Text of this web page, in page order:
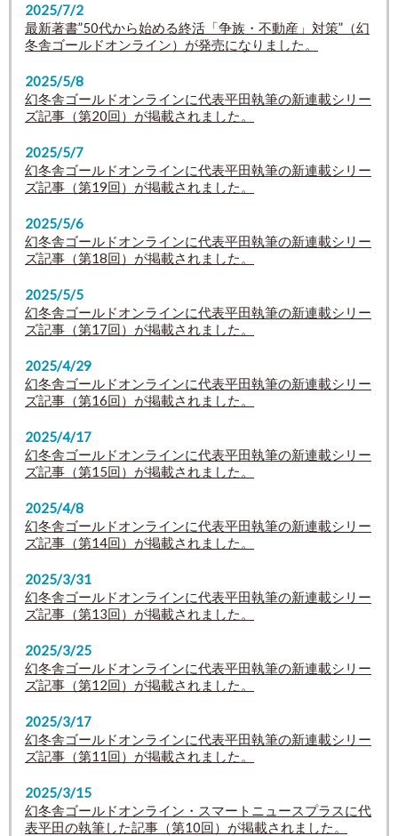
2025/7/2
最新著書”50代から始める終活「争族・不動産」対策” （幻
冬舎ゴールドオンライン） が発売になりました。
2025/5/8
幻冬舎ゴールドオンラインに代表平田執筆の新連載シリー
ズ記事（第20回）が掲載されました。
2025/5/7
幻冬舎ゴールドオンラインに代表平田執筆の新連載シリー
ズ記事（第19回）が掲載されました。
2025/5/6
幻冬舎ゴールドオンラインに代表平田執筆の新連載シリー
ズ記事（第18回）が掲載されました。
2025/5/5
幻冬舎ゴールドオンラインに代表平田執筆の新連載シリー
ズ記事（第17回）が掲載されました。
2025/4/29
幻冬舎ゴールドオンラインに代表平田執筆の新連載シリー
ズ記事（第16回）が掲載されました。
2025/4/17
幻冬舎ゴールドオンラインに代表平田執筆の新連載シリー
ズ記事（第15回）が掲載されました。
2025/4/8
幻冬舎ゴールドオンラインに代表平田執筆の新連載シリー
ズ記事（第14回）が掲載されました。
2025/3/31
幻冬舎ゴールドオンラインに代表平田執筆の新連載シリー
ズ記事（第13回）が掲載されました。
2025/3/25
幻冬舎ゴールドオンラインに代表平田執筆の新連載シリー
ズ記事（第12回）が掲載されました。
2025/3/17
幻冬舎ゴールドオンラインに代表平田執筆の新連載シリー
ズ記事（第11回）が掲載されました。
2025/3/15
幻冬舎ゴールドオンライン・スマートニュースプラスに代
表平田の執筆した記事（第10回）が掲載されました。